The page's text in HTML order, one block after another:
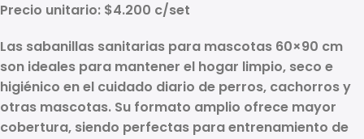
Precio unitario: $4.200 c/set
Las sabanillas sanitarias para mascotas 60×90 cm
son ideales para mantener el hogar limpio, seco e
higiénico en el cuidado diario de perros, cachorros y
otras mascotas. Su formato amplio ofrece mayor
cobertura, siendo perfectas para entrenamiento de